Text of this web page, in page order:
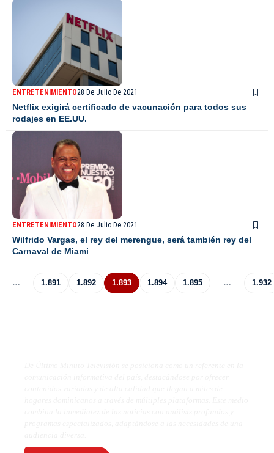
ENTRETENIMIENTO28 De Julio De 2021
Netflix exigirá certificado de vacunación para todos sus
rodajes en EE.UU.
ENTRETENIMIENTO28 De Julio De 2021
Wilfrido Vargas, el rey del merengue, será también rey del
Carnaval de Miami
… 1.891 1.892 1.893 1.894 1.895 … 1.932